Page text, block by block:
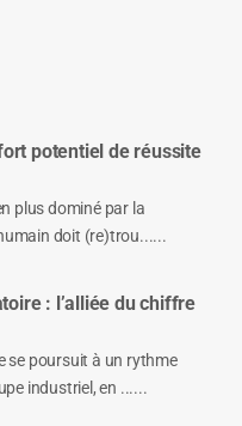
potentiel de réussite
plus dominé par la
doit (re)trou......
: l’alliée du chiffre
se poursuit à un rythme
industriel, en ......